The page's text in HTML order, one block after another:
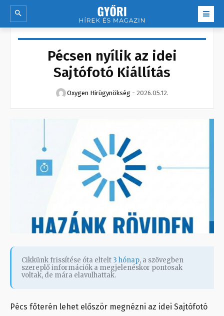
Pécsen nyílik az idei
Sajtófotó Kiállítás
Oxygen Hirügynökség - 2026.05.12.
Cikkünk frissítése óta eltelt 3 hónap, a szövegben
szereplő információk a megjelenéskor pontosak
voltak, de mára elavulhattak.
Pécs főterén lehet először megnézni az idei Sajtófotó